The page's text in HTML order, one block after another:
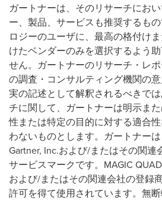
ガートナーは、そのリサーチにお
ー、製品、サービスも推奨するも
ロジーのユーザに、最高の格付け
けたベンダーのみを選択するよう
せん。ガートナーのリサーチ・レ
の調査・コンサルティング機関の
実の記述として解釈されるべきで
チに関して、ガートナーは明示ま
性または特定の目的に対する適合
わないものとします。ガートナー
Gartner, Inc.および/またはその関
サービスマークです。MAGIC
および/またはその関連会社の登録
許可を得て使用されています。無断